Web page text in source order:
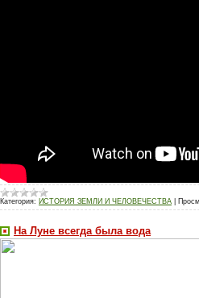
Категория: ИСТОРИЯ ЗЕМЛИ И ЧЕЛОВЕЧЕСТВА
На Луне всегда была вода